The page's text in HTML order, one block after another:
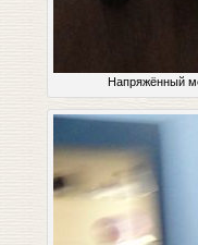
Напряжённый